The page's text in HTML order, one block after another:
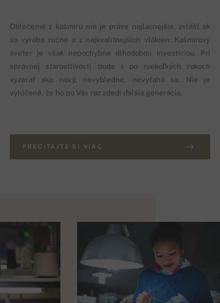
Oblečenie z kašmíru nie je práve najlacnejšie, zvlášť ak
sa vyrába ručne a z najkvalitnejších vlákien. Kašmírový
sveter je však nepochybne dlhodobou investíciou. Pri
správnej starostlivosti bude i po niekoľkých rokoch
vyzerať ako nový, nevybledne, nevyťahá sa. Nie je
vylúčené, že ho po Vás raz zdedí ďalšia generácia.
PREČITAJTE SI VIAC